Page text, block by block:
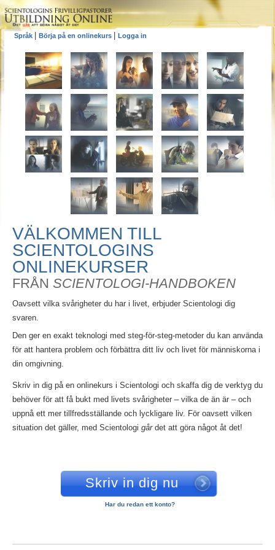
Språk Börja på en onlinekurs Logga in
VÄLKOMMEN TILL
SCIENTOLOGINS
ONLINEKURSER
FRÅN SCIENTOLOGI-HANDBOKEN
Oavsett vilka svårigheter du har i livet, erbjuder Scientologi dig
svaren.
Den ger en exakt teknologi med steg-för-steg-metoder du kan använda
för att hantera problem och förbättra ditt liv och livet för människorna i
din omgivning.
Skriv in dig på en onlinekurs i Scientologi och skaffa dig de verktyg du
behöver för att få bukt med livets svårigheter – vilka de än är – och
uppnå ett mer tillfredsställande och lyckligare liv. För oavsett vilken
situation det gäller, med Scientologi gårdet att göra något åt det!
Skriv in dig nu
Har du redan ett konto?